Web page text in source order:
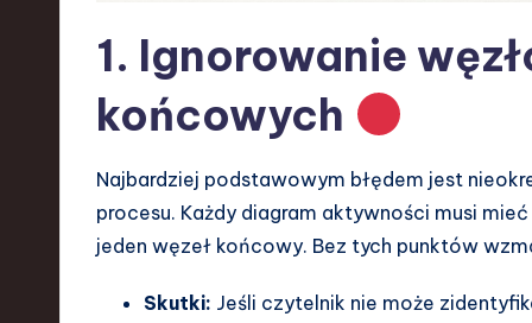
1. Ignorowanie
końcowych
Najbardziej podstawowym błędem jest
procesu. Każdy diagram aktywności musi
jeden węzeł końcowy. Bez tych punktów
Skutki: Jeśli czytelnik nie może